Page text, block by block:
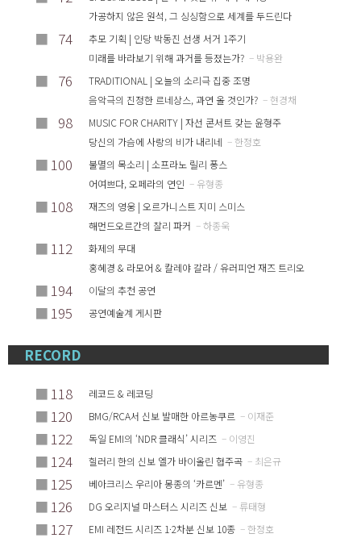
가공하지 않은 원석, 그 싱싱함으로 세계를 두드린다
■ 74
추모 기획 | 인당 박동진 선생 서거 1주기
미래를 바라보기 위해 과거를 등졌는가? – 박용완
■ 76
TRADITIONAL | 오늘의 소리극 집중 조명
음악극의 진정한 르네상스, 과연 올 것인가? – 현경채
■ 98
MUSIC FOR CHARITY | 자선 콘서트 갖는 윤형주
당신의 가슴에 사랑의 비가 내리네 – 한정호
■ 100
불멸의 목소리 | 소프라노 릴리 퐁스
어여쁘다, 오페라의 연인 – 유형종
■ 108
재즈의 영웅 | 오르가니스트 지미 스미스
해먼드오르간의 찰리 파커 – 하종욱
■ 112
화제의 무대
홍혜경 & 라모어 & 칼레야 갈라 / 유러피언 재즈 트리오
■ 194 이달의 추천 공연
■ 195 공연예술계 게시판
RECORD
■ 118 레코드 & 레코딩
■ 120 BMG/RCA서 신보 발매한 아르농쿠르 – 이재준
■ 122 독일 EMI의 ‘NDR 클래식’ 시리즈 – 이영진
■ 124 힐러리 한의 신보 엘가 바이올린 협주곡 – 최은규
■ 125 베아크리스 우리아 몽종의 ‘카르멘’ – 유형종
■ 126 DG 오리지널 마스터스 시리즈 신보 – 류태형
■ 127 EMI 레전드 시리즈 1·2차분 신보 10종 – 한정호